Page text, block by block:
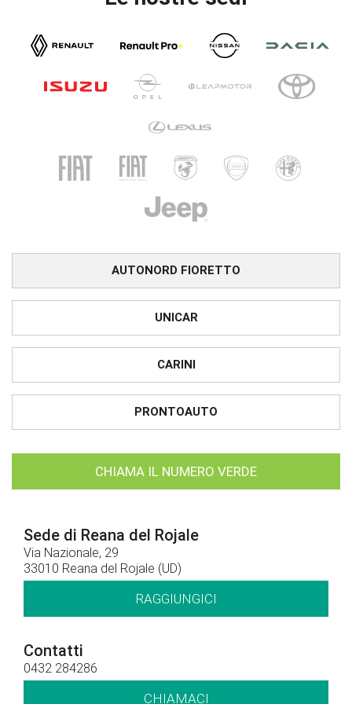
AUTONORD FIORETTO
UNICAR
CARINI
PRONTOAUTO
CHIAMA IL NUMERO VERDE
Sede di Reana del Rojale
Via Nazionale, 29
33010 Reana del Rojale (UD)
RAGGIUNGICI
Contatti
0432 284286
CHIAMACI